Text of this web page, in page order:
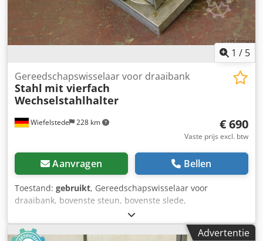
1 / 5
Wiefelstede 228 km
Gereedschapswisselaar voor draaibank
Stahl mit vierfach
Wechselstahlhalter
€ 690
Vaste prijs excl. btw
Aanvragen Bellen
Toestand: gebruikt, Gereedschapswisselaar voor
draaibank, bovenste steun, bovenste slede,
zwaluwstaartgeleider Dcjdpfx Apsb Uhq Tswek -met vier
gereedschapshouders -Dimensie: zie foto's -Maten:
400/260/H200 mm -gewicht: 25,2 kg
Advertentie